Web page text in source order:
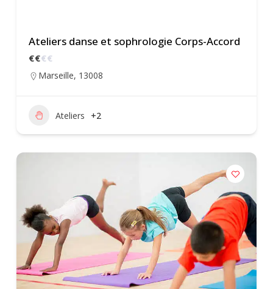
Ateliers danse et sophrologie Corps-Accord
€€€€
Marseille, 13008
Ateliers +2